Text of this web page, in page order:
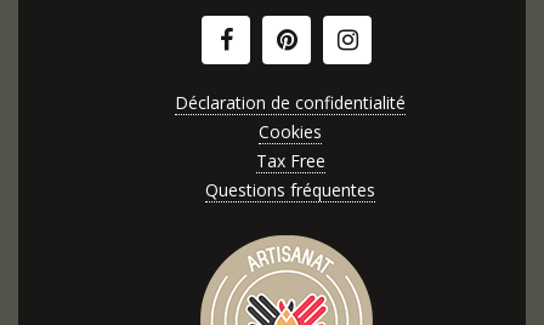
Déclaration de confidentialité
Cookies
Tax Free
Questions fréquentes